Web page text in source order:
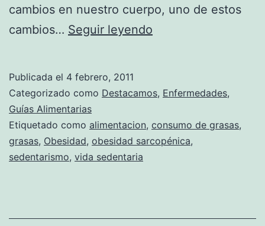
cambios en nuestro cuerpo, uno de estos
cambios… Seguir leyendo
Publicada el 4 febrero, 2011
Categorizado como Destacamos, Enfermedades,
Guías Alimentarias
Etiquetado como alimentacion, consumo de grasas,
grasas, Obesidad, obesidad sarcopénica,
sedentarismo, vida sedentaria